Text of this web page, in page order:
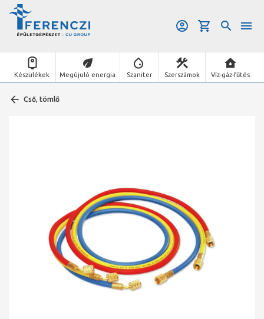
Készülékek Megújuló energia Szaniter Szerszámok Víz-gáz-fűtés
Cső, tömlő